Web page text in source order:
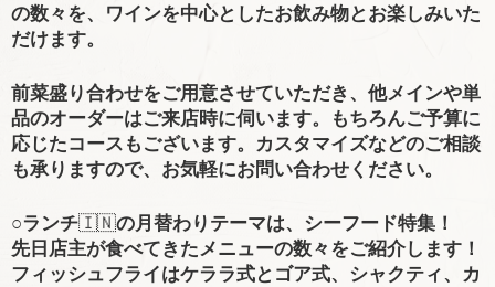
の数々を、ワインを中心としたお飲み物とお楽しみいた
だけます。
前菜盛り合わせをご用意させていただき、他メインや単
品のオーダーはご来店時に伺います。もちろんご予算に
応じたコースもございます。カスタマイズなどのご相談
も承りますので、お気軽にお問い合わせください。
○ランチ🇮🇳の月替わりテーマは、シーフード特集！
先日店主が食べてきたメニューの数々をご紹介します！
フィッシュフライはケララ式とゴア式、シャクティ、カ